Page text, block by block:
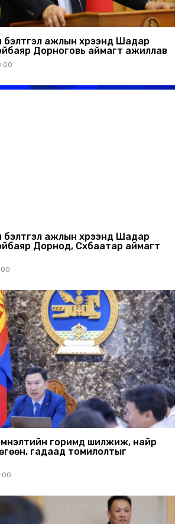
ажлын хүрээнд Шадар
Дорноговь аймагт ажиллав
ажлын хүрээнд Шадар
Дорнод, Сүхбаатар аймагт
горимд шилжиж, найр
гадаад томилолтыг